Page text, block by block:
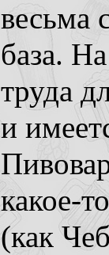
весьма
база.
труда
и
какое-
(как